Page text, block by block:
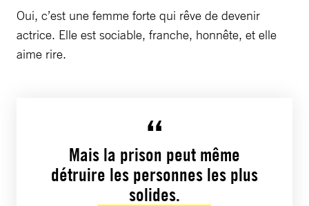
Oui, c’est une femme forte qui rêve de devenir
actrice. Elle est sociable, franche, honnête, et elle
aime rire.
Mais la prison peut même
détruire les personnes les plus
solides.